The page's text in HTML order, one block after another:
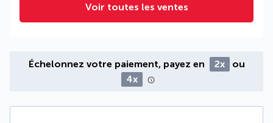
Voir toutes les ventes
Échelonnez votre paiement, payez en 2x
ou
4x